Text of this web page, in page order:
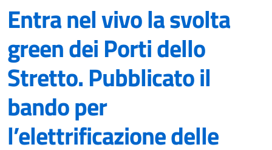
Entra nel vivo la svolta
green dei Porti dello
Stretto. Pubblicato il
bando per
l’elettrificazione delle